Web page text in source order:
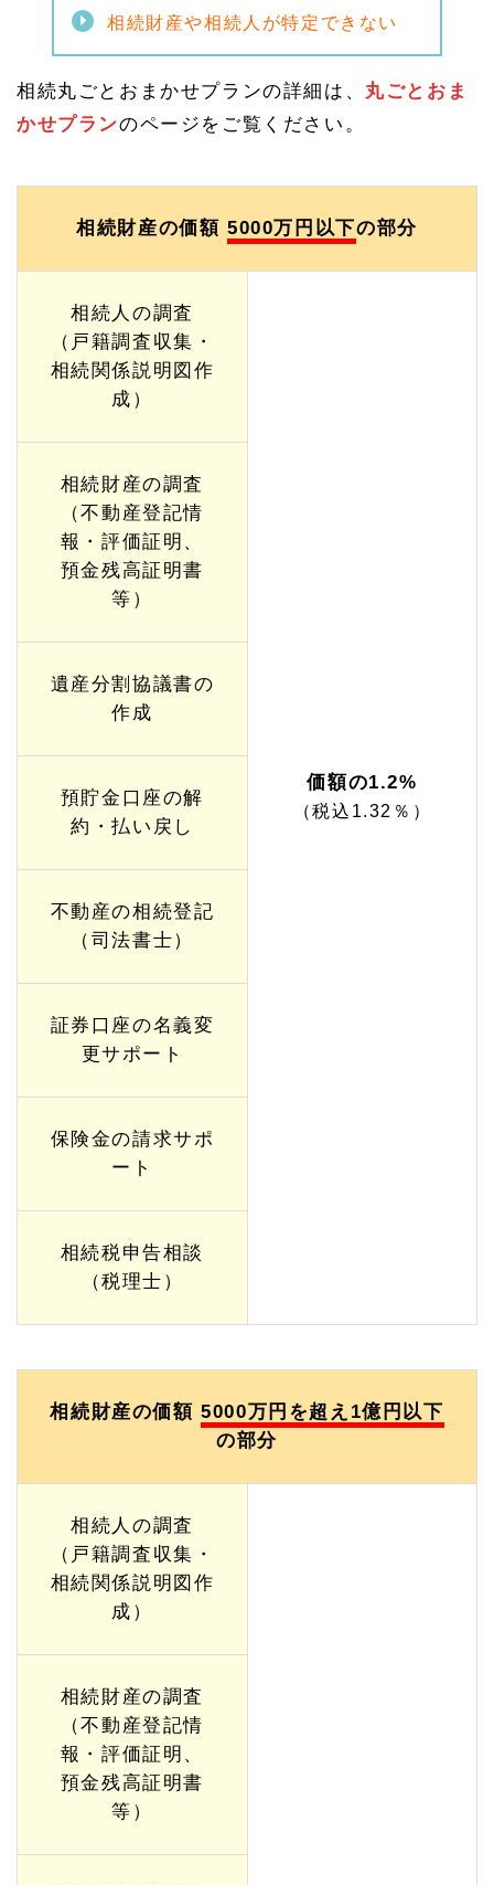
1
成年
見・
任意
ン
【W
格】
1
所手
続き
サポ
ート
ン
格】
税対
策サ
ポー
ラン
eb
特別
価
1
2.
1
プラ
ン
2
相続
対策
ミア
1
相続
連ペ
ージ
相続財産や相続人が特定できない
相続丸ごとおまかせプランの詳細は、 丸ごとおま
かせプランのページをご覧ください。
相続財産の価額5000万円以下の部分
相続人の調査
（戸籍調査収集・
相続関係説明図作
成）
価額の1.2%
（税込1.32％）
相続財産の調査
（不動産登記情
報・評価証明、
預金残高証明書
等）
遺産分割協議書の
作成
預貯金口座の解
約・払い戻し
不動産の相続登記
（司法書士）
証券口座の名義変
更サポート
保険金の請求サポ
ート
相続税申告相談
（税理士）
相続財産の価額5000万円を超え1億円以下
の部分
相続人の調査
（戸籍調査収集・
相続関係説明図作
成）
相続財産の調査
（不動産登記情
報・評価証明、
預金残高証明書
等）